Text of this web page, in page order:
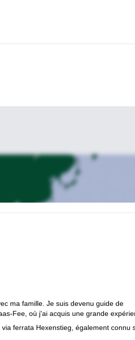
ma famille. Je suis devenu guide de
Fee, où j'ai acquis une grande
ferrata Hexenstieg, également connu